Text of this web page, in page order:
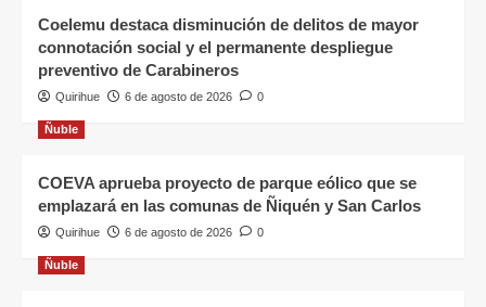
Coelemu destaca disminución de delitos de mayor
connotación social y el permanente despliegue
preventivo de Carabineros
Quirihue 6 de agosto de 2026 0
Ñuble
COEVA aprueba proyecto de parque eólico que se
emplazará en las comunas de Ñiquén y San Carlos
Quirihue 6 de agosto de 2026 0
Ñuble